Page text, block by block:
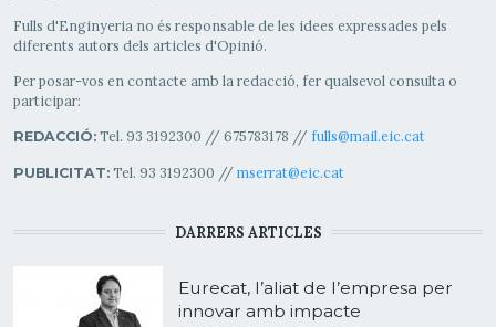
Fulls d'Enginyeria no és responsable de les idees expressades pels
diferents autors dels articles d'Opinió.
Per posar-vos en contacte amb la redacció, fer qualsevol consulta o
participar:
REDACCIÓ:Tel. 93 3192300 // 675783178 // fulls@mail.eic.cat
PUBLICITAT:Tel. 93 3192300 // mserrat@eic.cat
DARRERS ARTICLES
Eurecat, l’aliat de l’empresa per
innovar amb impacte